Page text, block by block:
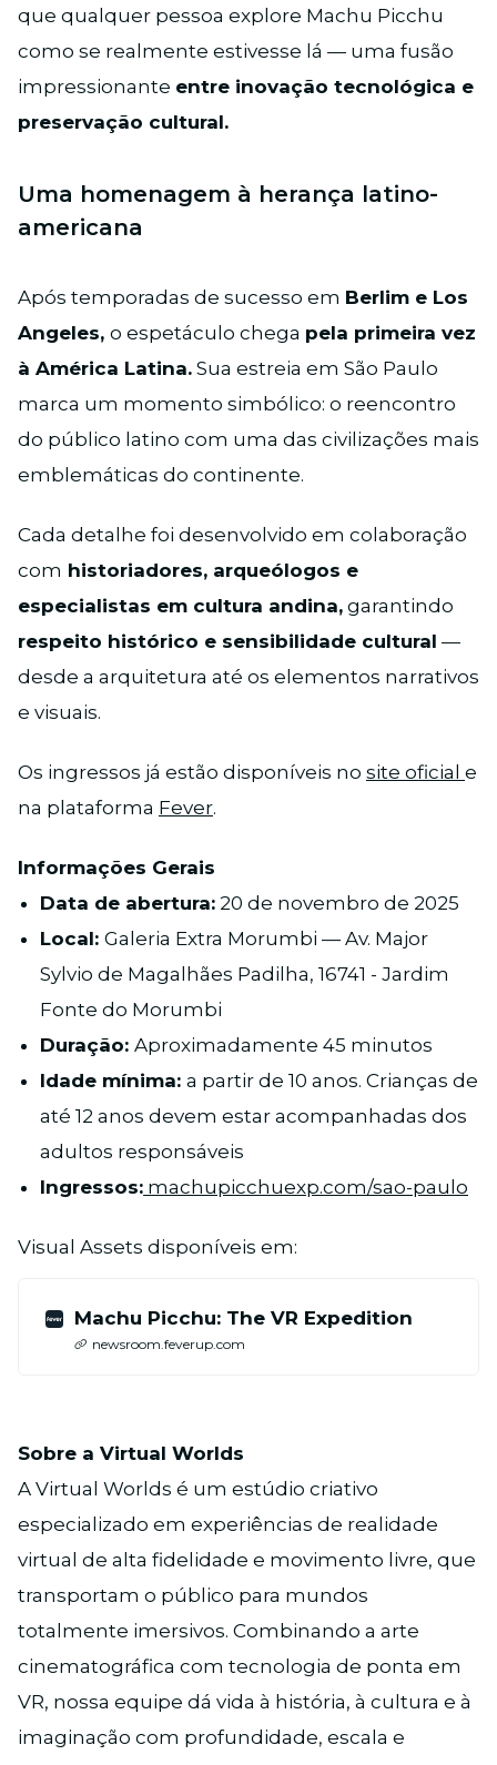
que qualquer pessoa explore Machu Picchu
como se realmente estivesse lá — uma fusão
impressionante entre inovação tecnológica e
preservação cultural.
Uma homenagem à herança latino-
americana
Após temporadas de sucesso em Berlim e Los
Angeles, o espetáculo chega pela primeira vez
à América Latina. Sua estreia em São Paulo
marca um momento simbólico: o reencontro
do público latino com uma das civilizações mais
emblemáticas do continente.
Cada detalhe foi desenvolvido em colaboração
com historiadores, arqueólogos e
especialistas em cultura andina, garantindo
respeito histórico e sensibilidade cultural —
desde a arquitetura até os elementos narrativos
e visuais.
Os ingressos já estão disponíveis no site oficial e
na plataforma Fever.
Informações Gerais
Data de abertura: 20 de novembro de 2025
Local: Galeria Extra Morumbi — Av. Major
Sylvio de Magalhães Padilha, 16741 - Jardim
Fonte do Morumbi
Duração: Aproximadamente 45 minutos
Idade mínima: a partir de 10 anos. Crianças de
até 12 anos devem estar acompanhadas dos
adultos responsáveis
Ingressos: machupicchuexp.com/sao-paulo
Visual Assets disponíveis em:
Machu Picchu: The VR Expedition
newsroom.feverup.com
Sobre a Virtual Worlds
A Virtual Worlds é um estúdio criativo
especializado em experiências de realidade
virtual de alta fidelidade e movimento livre, que
transportam o público para mundos
totalmente imersivos. Combinando a arte
cinematográfica com tecnologia de ponta em
VR, nossa equipe dá vida à história, à cultura e à
imaginação com profundidade, escala e